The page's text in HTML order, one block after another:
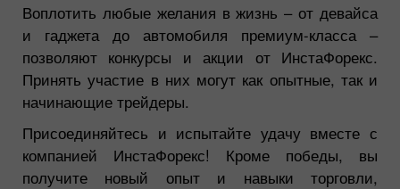
Воплотить любые желания в жизнь – от девайса
и гаджета до автомобиля премиум-класса –
позволяют конкурсы и акции от ИнстаФорекс.
Принять участие в них могут как опытные, так и
начинающие трейдеры.
Присоединяйтесь и испытайте удачу вместе с
компанией ИнстаФорекс! Кроме победы, вы
получите новый опыт и навыки торговли,